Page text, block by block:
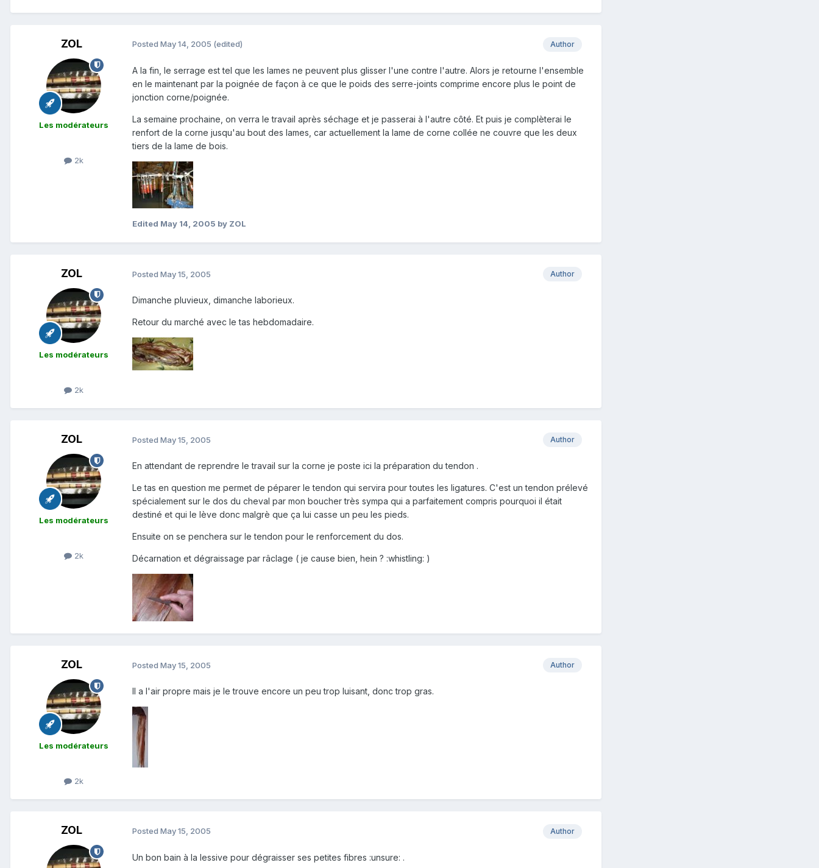
ZOL
Les modérateurs
2k
Author
Posted May 14, 2005 (edited)
A la fin, le serrage est tel que les lames ne peuvent plus glisser l'une contre l'autre. Alors je retourne l'ensemble
en le maintenant par la poignée de façon à ce que le poids des serre-joints comprime encore plus le point de
jonction corne/poignée.
La semaine prochaine, on verra le travail après séchage et je passerai à l'autre côté. Et puis je complèterai le
renfort de la corne jusqu'au bout des lames, car actuellement la lame de corne collée ne couvre que les deux
tiers de la lame de bois.
Edited May 14, 2005 by ZOL
ZOL
Les modérateurs
2k
Author
Posted May 15, 2005
Dimanche pluvieux, dimanche laborieux.
Retour du marché avec le tas hebdomadaire.
ZOL
Les modérateurs
2k
Author
Posted May 15, 2005
En attendant de reprendre le travail sur la corne je poste ici la préparation du tendon .
Le tas en question me permet de péparer le tendon qui servira pour toutes les ligatures. C'est un tendon prélevé
spécialement sur le dos du cheval par mon boucher très sympa qui a parfaitement compris pourquoi il était
destiné et qui le lève donc malgrè que ça lui casse un peu les pieds.
Ensuite on se penchera sur le tendon pour le renforcement du dos.
Décarnation et dégraissage par râclage ( je cause bien, hein ? :whistling: )
ZOL
Les modérateurs
2k
Author
Posted May 15, 2005
Il a l'air propre mais je le trouve encore un peu trop luisant, donc trop gras.
ZOL Author
Posted May 15, 2005
Un bon bain à la lessive pour dégraisser ses petites fibres :unsure: .